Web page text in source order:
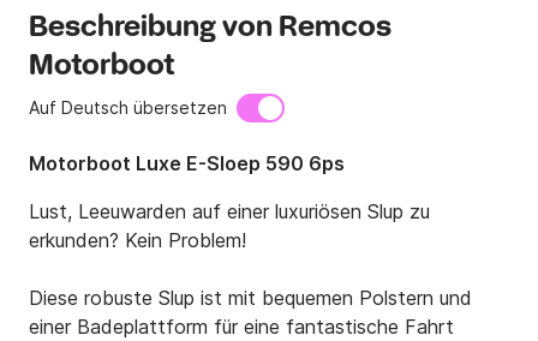
Beschreibung von Remcos
Motorboot
Auf Deutsch übersetzen
Motorboot Luxe E-Sloep 590 6ps
Lust, Leeuwarden auf einer luxuriösen Slup zu
erkunden? Kein Problem!
Diese robuste Slup ist mit bequemen Polstern und
einer Badeplattform für eine fantastische Fahrt